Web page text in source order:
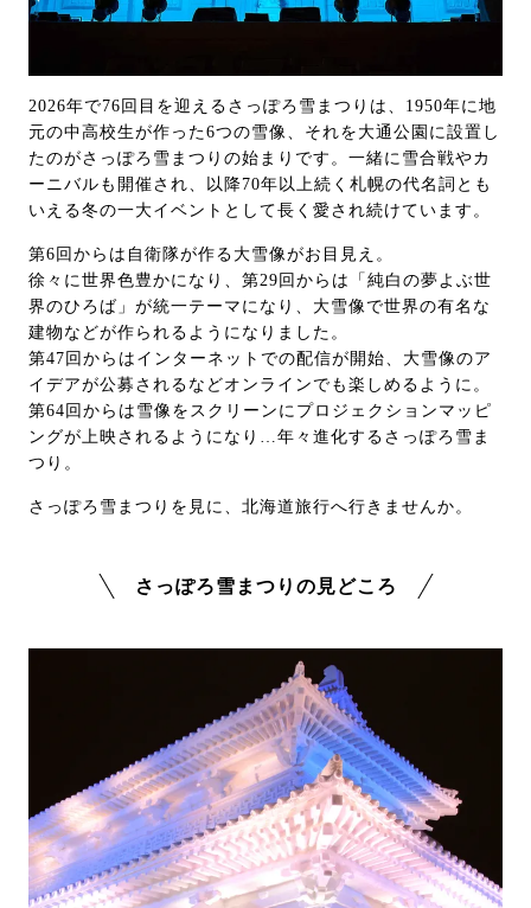
2026年で76回目を迎えるさっぽろ雪まつりは、1950年に地
元の中高校生が作った6つの雪像、それを大通公園に設置し
たのがさっぽろ雪まつりの始まりです。一緒に雪合戦やカ
ーニバルも開催され、以降70年以上続く札幌の代名詞とも
いえる冬の一大イベントとして長く愛され続けています。
第6回からは自衛隊が作る大雪像がお目見え。
徐々に世界色豊かになり、第29回からは「純白の夢よぶ世
界のひろば」が統一テーマになり、大雪像で世界の有名な
建物などが作られるようになりました。
第47回からはインターネットでの配信が開始、大雪像のア
イデアが公募されるなどオンラインでも楽しめるように。
第64回からは雪像をスクリーンにプロジェクションマッピ
ングが上映されるようになり…年々進化するさっぽろ雪ま
つり。
さっぽろ雪まつりを見に、北海道旅行へ行きませんか。
さっぽろ雪まつりの見どころ